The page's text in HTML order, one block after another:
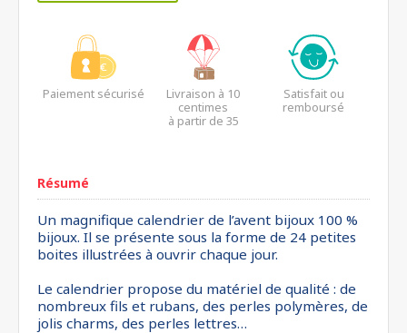
Paiement sécurisé
Livraison à 10
centimes
à partir de 35
Satisfait ou
remboursé
Résumé
Un magnifique calendrier de l’avent bijoux 100 %
bijoux. Il se présente sous la forme de 24 petites
boites illustrées à ouvrir chaque jour.
Le calendrier propose du matériel de qualité : de
nombreux fils et rubans, des perles polymères, de
jolis charms, des perles lettres…